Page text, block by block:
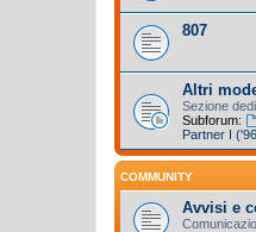
807
Altri
Sezione
Subforum:
Partner I
COMMUNITY
Avvisi e